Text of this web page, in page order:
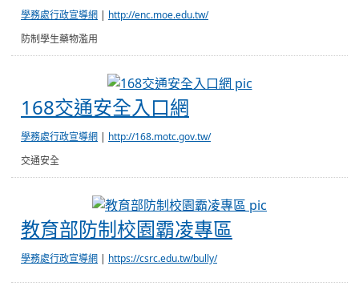
學務處行政宣導網 | http://enc.moe.edu.tw/
防制學生藥物濫用
168交通安全入口
168交通安全入口網
學務處行政宣導網 | http://168.motc.gov.tw/
交通安全
教育部防制校園霸凌專區
學務處行政宣導網 | https://csrc.edu.tw/bully/